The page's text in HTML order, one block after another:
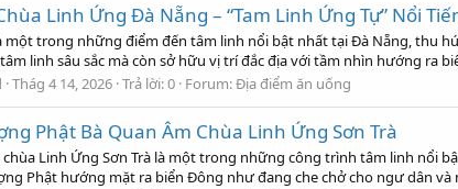
Linh Ứng Đà Nẵng – “Tam Linh Ứng Tự” Nổi
một trong những điểm đến tâm linh nổi bật nhất tại Đà Nẵng, thu
linh sâu sắc mà còn sở hữu vị trí đắc địa với tầm nhìn hướng ra
Thág 4 14, 2026 Trả lời: 0 Forum:Địa điểm ăn uống
Phật Bà Quan Âm Chùa Linh Ứng Sơn Trà
chùa Linh Ứng Sơn Trà là một trong những công trình tâm linh nổi
Phật hướng mặt ra biển Đông như đang che chở cho ngư dân và